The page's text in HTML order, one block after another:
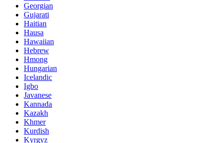
Georgian
Gujarati
Haitian
Hausa
Hawaiian
Hebrew
Hmong
Hungarian
Icelandic
Igbo
Javanese
Kannada
Kazakh
Khmer
Kurdish
Kyrgyz